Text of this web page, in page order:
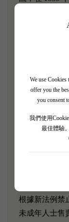
We use Cookies
offer you the
you consent
我們使用
最佳體驗
和柔軟而聞名
Chateau
「Chateau
的美妙香氣
餘味中有許
好。」－
葡萄品種 :
62% Cabernet
根據新法例禁
未成年人士售